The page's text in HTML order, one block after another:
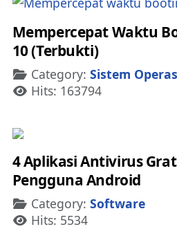
Mempercepat Waktu
10 (Terbukti)
Details
Category: Sistem
Hits: 163794
4 Aplikasi Antivirus
Pengguna Android
Details
Category: Software
Hits: 5534